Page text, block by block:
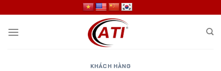
to
content
KHÁCH HÀNG